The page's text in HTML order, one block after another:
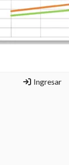
Ingresar